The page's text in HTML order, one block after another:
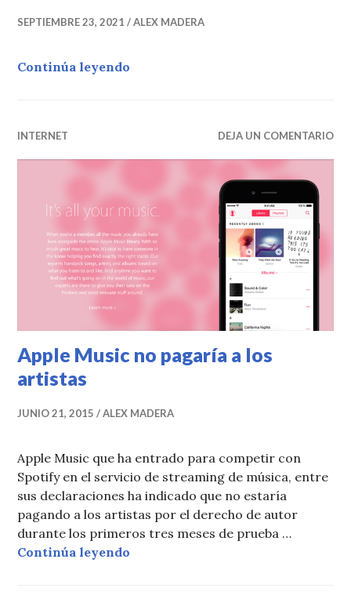
SEPTIEMBRE 23, 2021 ALEX MADERA
Continúa leyendo
INTERNET DEJA UN COMENTARIO
Apple Music no pagaría a los
artistas
JUNIO 21, 2015 ALEX MADERA
Apple Music que ha entrado para competir con
Spotify en el servicio de streaming de música, entre
sus declaraciones ha indicado que no estaría
pagando a los artistas por el derecho de autor
durante los primeros tres meses de prueba …
Continúa leyendo